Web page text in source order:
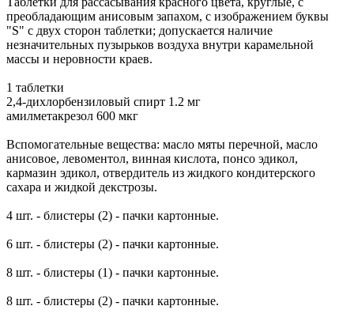
преобладающим анисовым запахом, с изображением буквы
"S" с двух сторон таблетки; допускается наличие
незначительных пузырьков воздуха внутри карамельной
массы и неровности краев.
1 таблетки
2,4-дихлорбензиловый спирт 1.2 мг
амилметакрезол 600 мкг
Вспомогательные вещества: масло мяты перечной, масло
анисовое, левоментол, винная кислота, понсо эдикол,
кармазин эдикол, отвердитель из жидкого кондитерского
сахара и жидкой декстрозы.
4 шт. - блистеры (2) - пачки картонные.
6 шт. - блистеры (2) - пачки картонные.
8 шт. - блистеры (1) - пачки картонные.
8 шт. - блистеры (2) - пачки картонные.